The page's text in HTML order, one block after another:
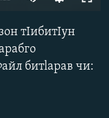
тIибитIун
битlарав чи: